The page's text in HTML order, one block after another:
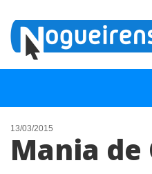
NOTÍCIAS
13/03/2015
Mania de